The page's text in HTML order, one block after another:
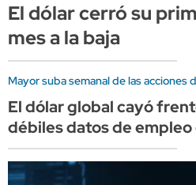
El dólar cerró su
mes a la baja
Mayor suba semanal de las acciones
El dólar global cayó
débiles datos de